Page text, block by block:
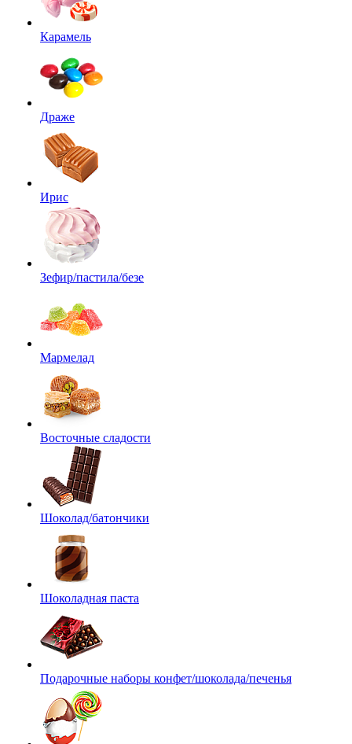
Карамель
Драже
Ирис
Зефир/пастила/безе
Мармелад
Восточные сладости
Шоколад/батончики
Шоколадная паста
Подарочные наборы конфет/шоколада/печенья